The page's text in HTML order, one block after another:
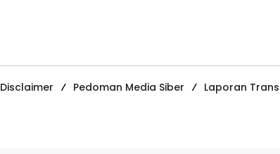
Disclaimer Pedoman Media Siber
Laporan